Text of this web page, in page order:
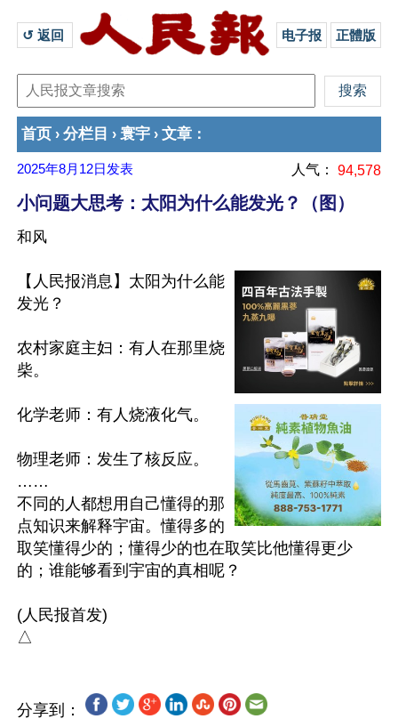
↺ 返回 电子报 正體版
首页 › 分栏目 › 寰宇 › 文章 ：
2025年8月12日 发表 人气： 94,578
小问题大思考：太阳为什么能发光？（图）
和风
【人民报消息】太阳为什么能
发光？
农村家庭主妇：有人在那里烧
柴。
化学老师：有人烧液化气。
物理老师：发生了核反应。
……
不同的人都想用自己懂得的那
点知识来解释宇宙。懂得多的
取笑懂得少的；懂得少的也在取笑比他懂得更少
的；谁能够看到宇宙的真相呢？
(人民报首发)
分享到：